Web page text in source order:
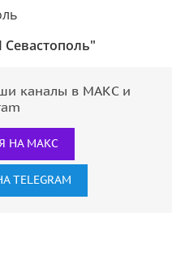
каналы в МАКС и
НА МАКС
TELEGRAM